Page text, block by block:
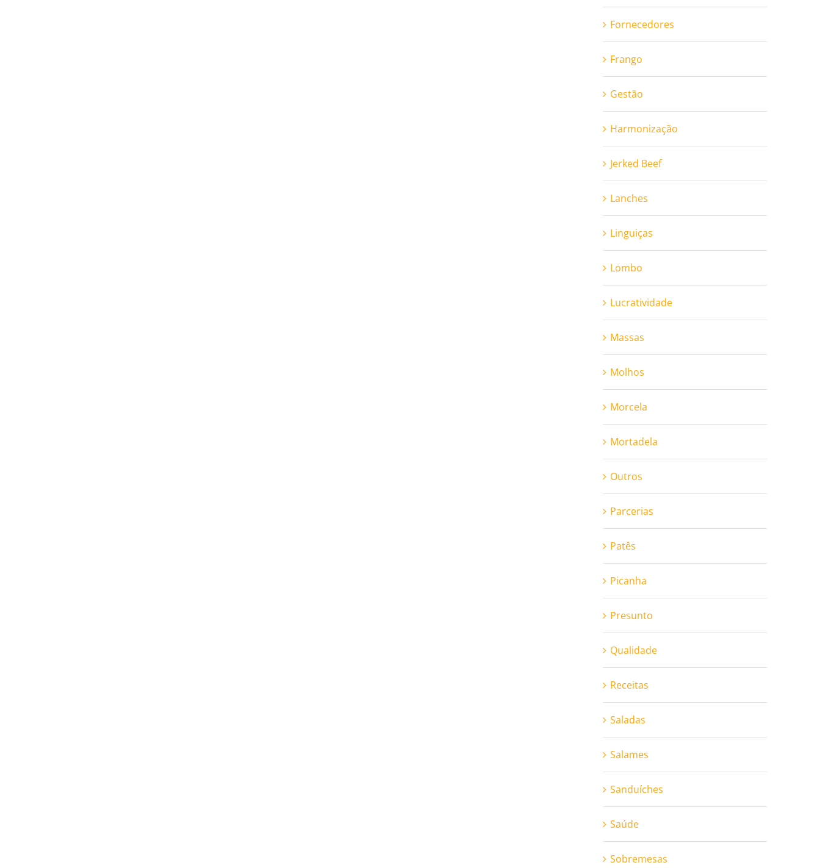
Fornecedores
Frango
Gestão
Harmonização
Jerked Beef
Lanches
Linguiças
Lombo
Lucratividade
Massas
Molhos
Morcela
Mortadela
Outros
Parcerias
Patês
Picanha
Presunto
Qualidade
Receitas
Saladas
Salames
Sanduíches
Saúde
Sobremesas